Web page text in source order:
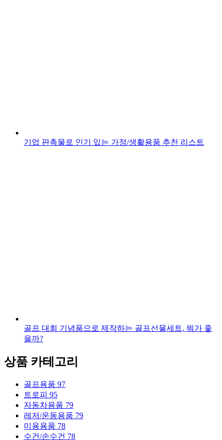
기업 판촉물로 인기 있는 가정/생활용품 추천 리스트
골프 대회 기념품으로 제작하는 골프선물세트, 뭐가 좋
을까?
상품 카테고리
골프용품 97
트로피 95
자동차용품 79
레저/운동용품 79
미용용품 78
수건/손수건 78